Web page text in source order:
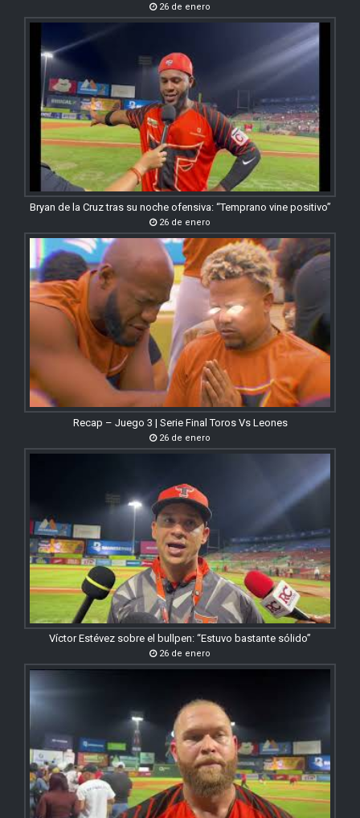
26 de enero
Bryan de la Cruz tras su noche ofensiva: “Temprano vine positivo”
26 de enero
Recap – Juego 3 | Serie Final Toros Vs Leones
26 de enero
Víctor Estévez sobre el bullpen: “Estuvo bastante sólido”
26 de enero